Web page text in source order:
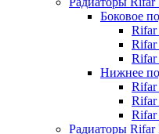
Боковое
Rifar
Rifar
Rifar
Нижнее
Rifar
Rifar
Rifar
Радиаторы Rifar